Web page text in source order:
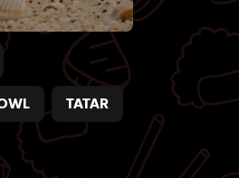
TATAR